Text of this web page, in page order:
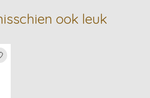
ook leuk